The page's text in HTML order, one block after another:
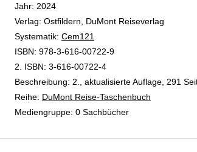
Jahr: 2024
Verlag: Ostfildern, DuMont Reiseverlag
opens in new tab
Diesen Link in neuem Tab öffnen
Systematik: Suche nach dieser Systematik
Cem121
Suche nach diesem Interessenskreis
ISBN: 978-3-616-00722-9
2. ISBN: 3-616-00722-4
Beschreibung: 2., aktualisierte Auflage, 291
Reihe: DuMont Reise-Taschenbuch
Suche nach dieser Beteiligten Person
Mediengruppe: 0 Sachbücher